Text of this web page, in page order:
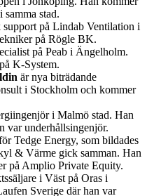
stad.
support på Lindab Ventilation i
på Rögle BK.
på Peab i Ängelholm.
K-System.
är nya biträdande
i Stockholm och kommer
i Malmö stad. Han
var underhållsingenjör.
Tedge Energy, som bildades
& Värme gick samman. Han
på Amplio Private Equity.
i Väst på Oras i
Sverige där han var